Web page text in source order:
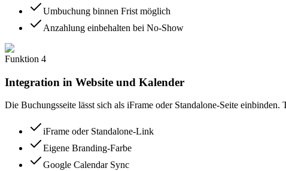
Umbuchung binnen Frist möglich
Anzahlung einbehalten bei No-Show
Funktion 4
Integration in Website und Kalender
Die Buchungsseite lässt sich als iFrame oder Standalone-Seite
iFrame oder Standalone-Link
Eigene Branding-Farbe
Google Calendar Sync